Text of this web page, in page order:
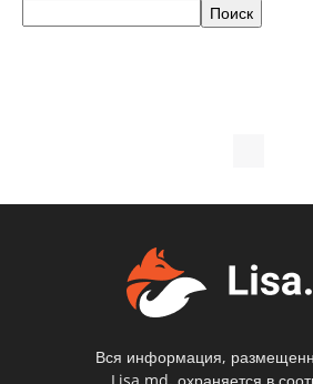
Поиск
Вся информация,
Lisa.md, охраняется в